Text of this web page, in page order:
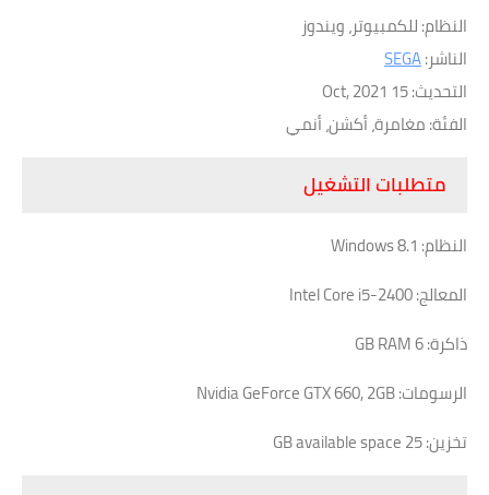
النظام: للكمبيوتر، ويندوز
الناشر:SEGA
التحديث: 15 Oct, 2021
الفئة: مغامرة، أكشن، أنمي
متطلبات التشغيل
النظام: Windows 8.1
المعالج: Intel Core i5-2400
ذاكرة: 6 GB RAM
الرسومات: Nvidia GeForce GTX 660, 2GB
تخزين: 25 GB available space